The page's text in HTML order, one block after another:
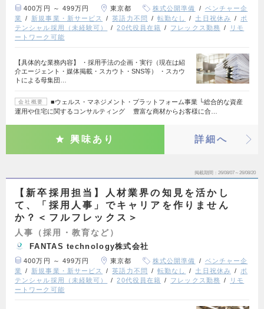
400万円 ～ 499万円 東京都 株式公開準備
ベンチャー企
業
新規事業・新サービス 英語力不問 転勤なし 土日祝休み
ポ
テンシャル採用（未経験可）
20代役員在籍 フレックス勤務
リモ
ートワーク可能
【具体的な業務内容】 ・採用手法の企画・実行（現在は紹
介エージェント・媒体掲載・スカウト・SNS等） ・スカウ
トによる母集団…
会社概要
■ウェルス・マネジメント・プラットフォーム事業 └総合的な資産
運用や住宅に関するコンサルティング 豊富な商材からお客様に合…
興味あり 詳細へ
掲載期間 26/08/07～26/08/20
【新卒採用担当】人材業界の知見を活かし
て、「採用人事」でキャリアを作りません
か？＜フルフレックス＞
人事（採用・教育など）
FANTAS technology株式会社
400万円 ～ 499万円 東京都 株式公開準備
ベンチャー企
業
新規事業・新サービス 英語力不問 転勤なし 土日祝休み
ポ
テンシャル採用（未経験可）
20代役員在籍 フレックス勤務
リモ
ートワーク可能